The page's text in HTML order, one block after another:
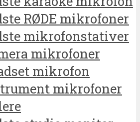
RØDE mikrofoner
mikrofonstativer
mikrofoner
mikrofon
mikrofoner